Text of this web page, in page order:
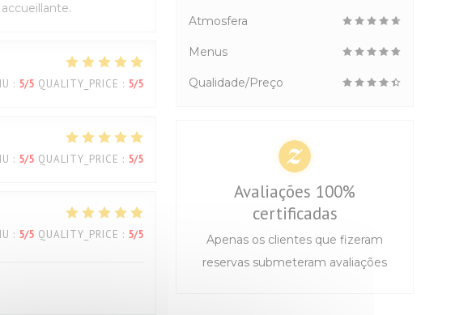
: 5/5 QUALITY_PRICE : 5/5
: 5/5 QUALITY_PRICE : 5/5
: 5/5 QUALITY_PRICE : 5/5
Atmosfera
Menus
Qualidade/Preço
Avaliações 100%
certificadas
Apenas os clientes que fizeram
reservas submeteram avaliações